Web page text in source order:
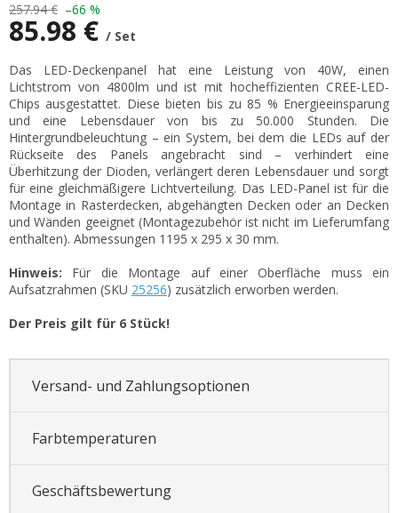
257.94 € –66 %
85.98 € / Set
Das LED-Deckenpanel hat eine Leistung von 40W, einen
Lichtstrom von 4800lm und ist mit hocheffizienten CREE-LED-
Chips ausgestattet. Diese bieten bis zu 85 % Energieeinsparung
und eine Lebensdauer von bis zu 50.000 Stunden. Die
Hintergrundbeleuchtung – ein System, bei dem die LEDs auf der
Rückseite des Panels angebracht sind – verhindert eine
Überhitzung der Dioden, verlängert deren Lebensdauer und sorgt
für eine gleichmäßigere Lichtverteilung. Das LED-Panel ist für die
Montage in Rasterdecken, abgehängten Decken oder an Decken
und Wänden geeignet (Montagezubehör ist nicht im Lieferumfang
enthalten). Abmessungen 1195 x 295 x 30 mm.
Hinweis: Für die Montage auf einer Oberfläche muss ein
Aufsatzrahmen (SKU 25256) zusätzlich erworben werden.
Der Preis gilt für 6 Stück!
Versand- und Zahlungsoptionen
Farbtemperaturen
Geschäftsbewertung